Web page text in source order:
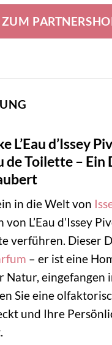
war:
96,00 €
ist:
56,41
ZUM
L’Eau d’Issey
de Toilette – Ein
in die Welt von
von L’Eau d’Issey
verführen. Dieser
– er ist eine
Natur, eingefangen
Sie eine
und Ihre